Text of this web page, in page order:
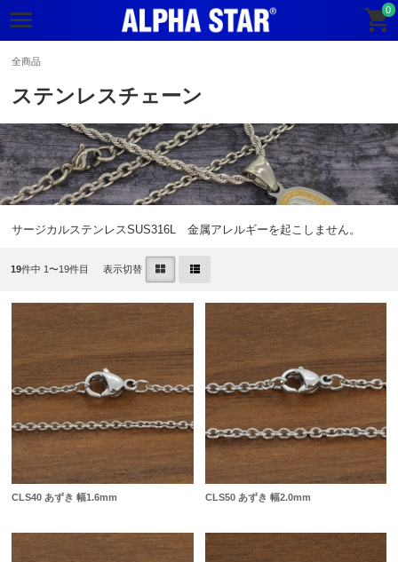
0
全商品
ステンレスチェーン
サージカルステンレスSUS316L 金属アレルギーを起こしません。
19件中 1〜19件目 表示切替
CLS40 あずき 幅1.6mm CLS50 あずき 幅2.0mm